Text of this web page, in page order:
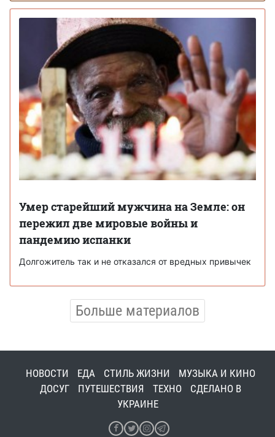
Умер старейший мужчина на Земле: он
пережил две мировые войны и
пандемию испанки
Долгожитель так и не отказался от вредных привычек
Больше материалов
НОВОСТИ ЕДА СТИЛЬ ЖИЗНИ
МУЗЫКА И КИНО
ДОСУГ
ПУТЕШЕСТВИЯ ТЕХНО
СДЕЛАНО В
УКРАИНЕ